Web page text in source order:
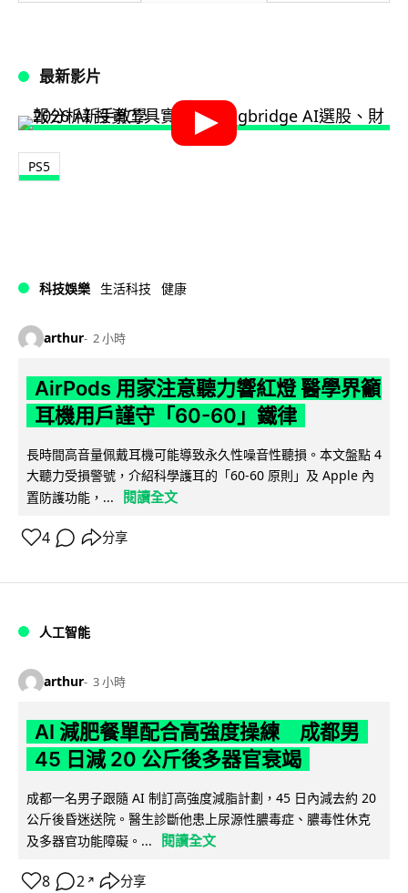
最新影片
PS5
科技娛樂 生活科技 健康
arthur 2 小時
AirPods 用家注意聽力響紅燈 醫學界籲
耳機用戶謹守「60-60」鐵律
長時間高音量佩戴耳機可能導致永久性噪音性聽損。本文盤點 4
大聽力受損警號，介紹科學護耳的「60-60 原則」及 Apple 內
置防護功能，...
閱讀全文
4 分享
人工智能
arthur 3 小時
AI 減肥餐單配合高強度操練 成都男
45 日減 20 公斤後多器官衰竭
成都一名男子跟隨 AI 制訂高強度減脂計劃，45 日內減去約 20
公斤後昏迷送院。醫生診斷他患上尿源性膿毒症、膿毒性休克
及多器官功能障礙。...
閱讀全文
8 2 ↗ 分享